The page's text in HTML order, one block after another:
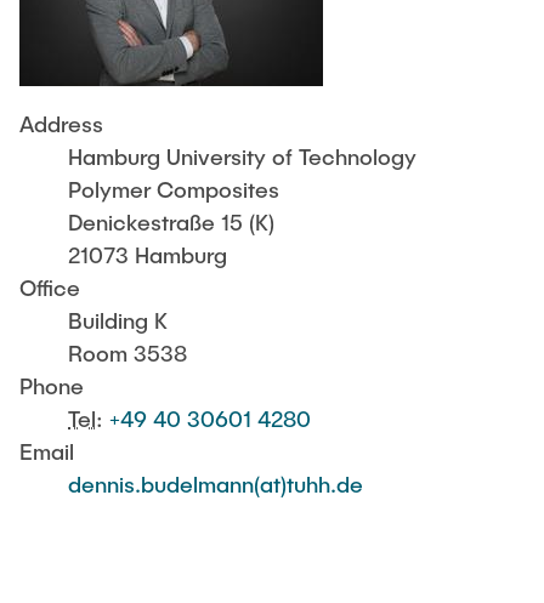
Kirsten Johanson
Miriam Ishaque
Julian Karsten
Jan-Philipp Kruse
Dr.-Ing. Janina Mittelhaus
Marcel Neubacher
Fabian Riebesehl
Christiane Roller
Phil Röttger
Farida Touni
Links
Activities
Leistungsbescheinigung, BAföG
Master Material Science
Thermische Analyse
Rheologische Analyse
Mikroskopie
CVD-Prozesstechnik
Simulation
CONTACT
Address
Hamburg University of Technology
Polymer Composites
Denickestraße 15 (K)
21073 Hamburg
Office
Building K
Room 3538
Phone
Tel: +49 40 30601 4280
Email
dennis.budelmann(at)tuhh.de